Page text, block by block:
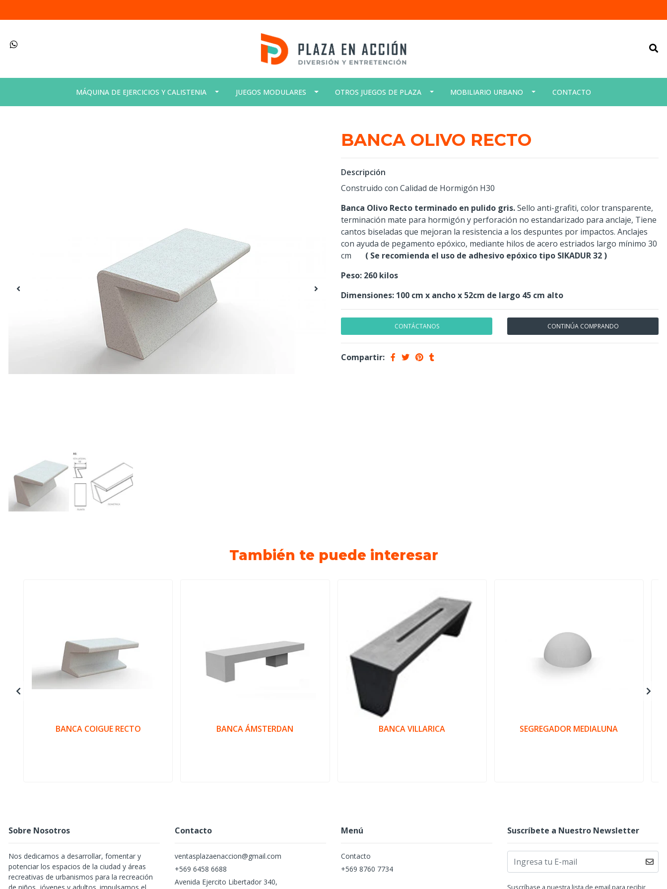
MÁQUINA DE EJERCICIOS Y CALISTENIA JUEGOS MODULARES OTROS JUEGOS DE PLAZA MOBILIARIO URBANO CONTACTO
BANCA OLIVO RECTO
Descripción
Construido con Calidad de Hormigón H30
Banca Olivo Recto terminado en pulido gris.Sello anti-grafiti, color transparente,
terminación mate para hormigón y perforación no estandarizado para anclaje, Tiene
cantos biseladas que mejoran la resistencia a los despuntes por impactos. Anclajes
con ayuda de pegamento epóxico, mediante hilos de acero estriados largo mínimo 30
cm
( Se recomienda el uso de adhesivo epóxico tipo SIKADUR 32 )
Peso: 260 kilos
Dimensiones: 100 cm x ancho x 52cm de largo 45 cm alto
CONTÁCTANOS CONTINÚA COMPRANDO
Compartir:
También te puede interesar
BANCA COIGUE RECTO BANCA ÁMSTERDAN BANCA VILLARICA SEGREGADOR MEDIALUNA
Sobre Nosotros
Nos dedicamos a desarrollar, fomentar y
potenciar los espacios de la ciudad y áreas
recreativas de urbanismos para la recreación
Contacto
ventasplazaenaccion@gmail.com
+569 6458 6688
Avenida Ejercito Libertador 340,
Menú
Contacto
+569 8760 7734
Suscríbete a Nuestro Newsletter